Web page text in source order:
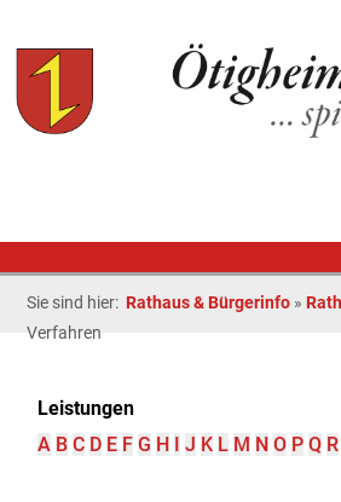
Sie sind hier: Rathaus & Bürgerinfo »
Verfahren
Leistungen
A B C D E F G H I J K L M N O P Q R